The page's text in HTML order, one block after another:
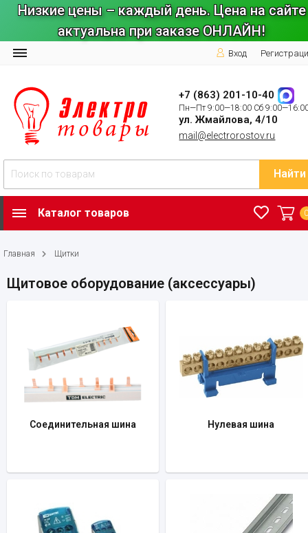
Низкие цены – каждый день. Цена на сайте
актуальна при заказе ОНЛАЙН!
Вход
+7 (863) 201-10-40
Пн—Пт 9:00—18:00 Сб
ул. Жмайлова, 4/10
mail@electrorostov.ru
Найти
Каталог товаров
Главная Щитки
Щитовое оборудование (аксессуары)
Соединительная шина Нулевая шина